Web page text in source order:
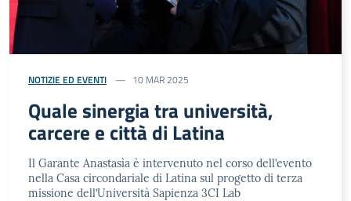
NOTIZIE ED EVENTI 10 MAR 2025
Quale sinergia tra università,
carcere e città di Latina
Il Garante Anastasìa è intervenuto nel corso dell’evento
nella Casa circondariale di Latina sul progetto di terza
missione dell’Università Sapienza 3CI Lab